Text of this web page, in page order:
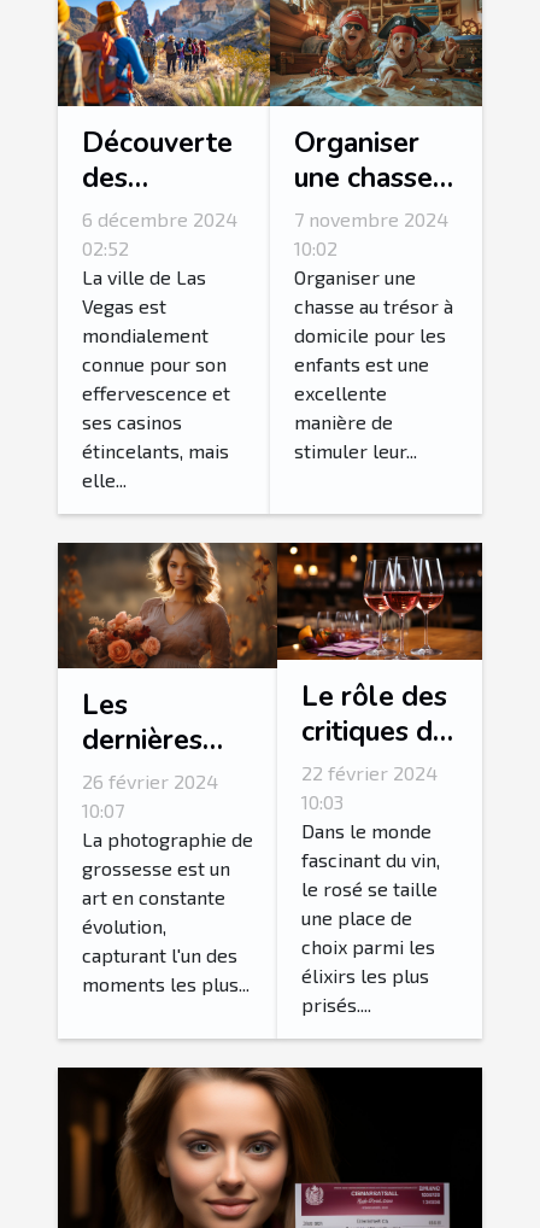
Découverte
des
merveilles
naturelles
autour de
Las Vegas
en excursion
guidée
6 décembre 2024
02:52
La ville de Las
Vegas est
mondialement
connue pour son
effervescence et
ses casinos
étincelants, mais
elle...
Organiser
une chasse
au trésor
thématique
pour enfants
à domicile
7 novembre 2024
10:02
Organiser une
chasse au trésor à
domicile pour les
enfants est une
excellente
manière de
stimuler leur...
Les
dernières
tendances en
matière de
photographie
de grossesse
26 février 2024
10:07
La photographie de
grossesse est un
art en constante
évolution,
capturant l'un des
moments les plus...
Le rôle des
critiques de
vin dans la
valorisation
du rosé
22 février 2024
10:03
Dans le monde
fascinant du vin,
le rosé se taille
une place de
choix parmi les
élixirs les plus
prisés....